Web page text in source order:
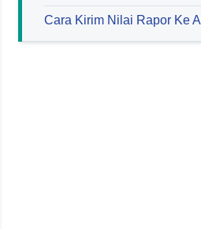
Cara Kirim Nilai Rapor Ke